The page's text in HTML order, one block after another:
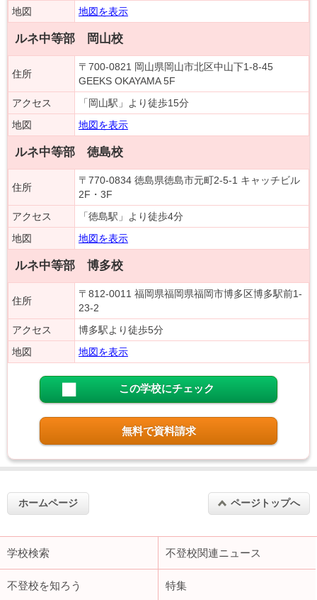
地図
地図を表示
ルネ中等部 岡山校
住所
〒700-0821 岡山県岡山市北区中山下1-8-45
GEEKS OKAYAMA 5F
アクセス
「岡山駅」より徒歩15分
地図
地図を表示
ルネ中等部 徳島校
住所
〒770-0834 徳島県徳島市元町2-5-1 キャッチビル
2F・3F
アクセス
「徳島駅」より徒歩4分
地図
地図を表示
ルネ中等部 博多校
住所
〒812-0011 福岡県福岡県福岡市博多区博多駅前1-
23-2
アクセス
博多駅より徒歩5分
地図
地図を表示
この学校にチェック
無料で資料請求
ホームページ ページトップへ
学校検索 不登校関連ニュース
不登校を知ろう 特集